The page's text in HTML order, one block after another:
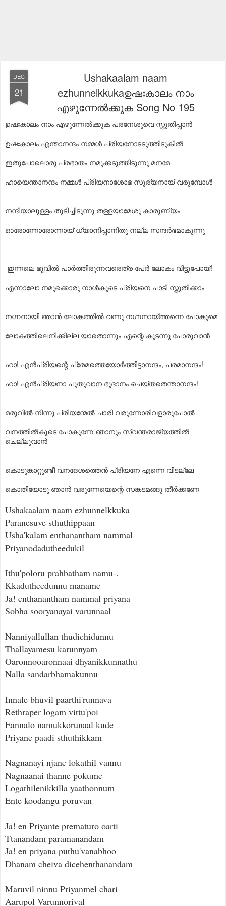
DEC
21
Ushakaalam naam
ezhunnelkkukaഉഷഃകാലം നാം
എഴുന്നേൽക്കുക Song No 195
ഉഷഃകാലം നാം എഴുന്നേൽക്കുക പരനേശുവെ സ്തുതിപ്പാൻ
ഉഷഃകാലം എന്താനന്ദം നമ്മൾ പ്രിയനോടടുത്തിടുകിൽ
ഇതുപോലൊരു പ്രഭാതം നമുക്കടുത്തിടുന്നു മനമേ
ഹായെന്താനന്ദം നമ്മൾ പ്രിയനാശോഭ സൂര്യനായ് വരുമ്പോൾ
നന്ദിയാലുള്ളം തുടിച്ചിടുന്നു തള്ളയാമേശു കാരുണ്യം
ഓരോന്നോരോന്നായ് ധ്യാനിപ്പാനിതു നല്ല സന്ദർഭമാകുന്നു
ഇന്നലെ ഭൂവിൽ പാർത്തിരുന്നവരെത്ര പേർ ലോകം വിട്ടുപോയ്!
എന്നാലോ നമുക്കൊരു നാൾകൂടെ പ്രിയനെ പാടി സ്തുതിക്കാം
നഗ്നനായി ഞാൻ ലോകത്തിൽ വന്നു നഗ്നനായ്ത്തന്നെ പോകുമെ
ലോകത്തിലെനിക്കില്ല യാതൊന്നും എന്റെ കൂടന്നു പോരുവാൻ
ഹാ! എൻപ്രിയന്റെ പ്രേമത്തെയോർത്തിട്ടാനന്ദം, പരമാനന്ദം!
ഹാ! എൻപ്രിയനാ പുതുവാന ഭൂദാനം ചെയ്തതെന്താനന്ദം!
മരുവിൽ നിന്നു പ്രിയന്മേൽ ചാരി വരുന്നോരിവളാരുപോൽ
വനത്തിൽകൂടെ പോകുന്നേ ഞാനും സ്വന്തരാജ്യത്തിൽ
ചെല്ലുവാൻ
കൊടുങ്കാറ്റുണ്ടീ വനദേശത്തെൻ പ്രിയനേ എന്നെ വിടല്ലേ
കൊതിയോടു ഞാൻ വരുന്നേയെന്റെ സങ്കടമങ്ങു തീർക്കണേ
Ushakaalam naam ezhunnelkkuka
Paranesuve sthuthippaan
Usha'kalam enthanantham nammal
Priyanodadutheedukil
Ithu'poloru prahbatham namu-.
Kkadutheedunnu maname
Ja! enthanantham nammal priyana
Sobha sooryanayai varunnaal
Nanniyallullan thudichidunnu
Thallayamesu karunnyam
Oaronnooaronnaai dhyanikkunnathu
Nalla sandarbhamakunnu
Innale bhuvil paarthi'runnava
Rethraper logam vittu'poi
Eannalo namukkorunaal kude
Priyane paadi sthuthikkam
Nagnanayi njane lokathil vannu
Nagnaanai thanne pokume
Logathilenikkilla yaathonnum
Ente koodangu poruvan
Ja! en Priyante prematuro oarti
Ttanandam paramanandam
Ja! en priyana puthu'vanabhoo
Dhanam cheiva dicehenthanandam
Maruvil ninnu Priyanmel chari
Aarupol Varunnorival